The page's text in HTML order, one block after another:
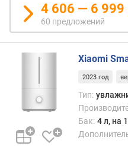
е
н
и
я
и
ч
4 606 — 6 999
60 предложений
Xiaomi
2023 год
Тип:
Бак: 4 л, на